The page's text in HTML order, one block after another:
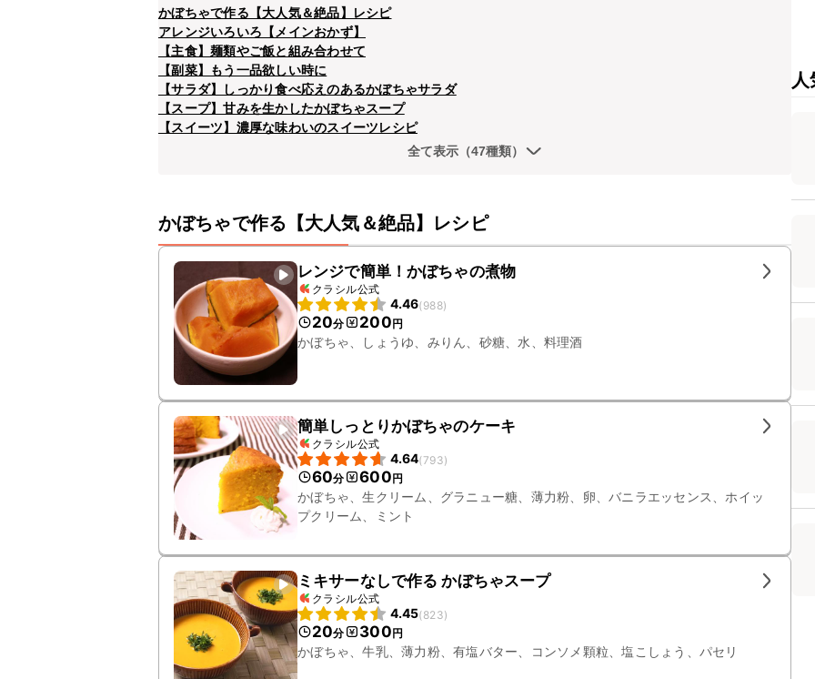
かぼちゃで作る【大人気＆絶品】レシピ
アレンジいろいろ【メインおかず】
【主食】麺類やご飯と組み合わせて
【副菜】もう一品欲しい時に
【サラダ】しっかり食べ応えのあるかぼちゃサラダ
【スープ】甘みを生かしたかぼちゃスープ
【スイーツ】濃厚な味わいのスイーツレシピ
全て表示（47種類）
かぼちゃで作る【大人気＆絶品】レシピ
レンジで簡単！かぼちゃの煮物
クラシル公式
4.46(988)
20分 200円
かぼちゃ、しょうゆ、みりん、砂糖、水、料理酒
簡単しっとりかぼちゃのケーキ
クラシル公式
4.64(793)
60分 600円
かぼちゃ、生クリーム、グラニュー糖、薄力粉、卵、バニラエッセンス、ホイッ
プクリーム、ミント
ミキサーなしで作る かぼちゃスープ
クラシル公式
4.45(823)
20分 300円
かぼちゃ、牛乳、薄力粉、有塩バター、コンソメ顆粒、塩こしょう、パセリ